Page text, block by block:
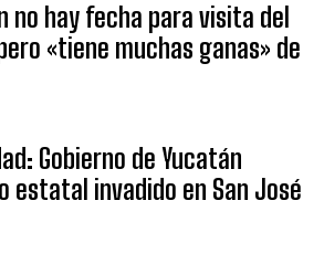
no hay fecha para visita del
«tiene muchas ganas» de
Gobierno de Yucatán
estatal invadido en San José